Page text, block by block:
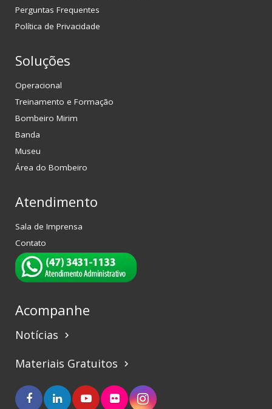
Perguntas Frequentes
Política de Privacidade
Soluções
Operacional
Treinamento e Formação
Bombeiro Mirim
Banda
Museu
Área do Bombeiro
Atendimento
Sala de Imprensa
Contato
Acompanhe
Notícias keyboard_arrow_right
Materiais Gratuitos keyboard_arrow_right